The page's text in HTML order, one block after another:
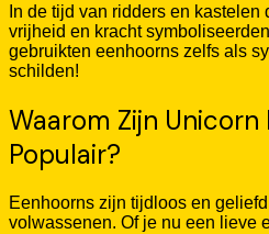
In de tijd van ridders en
vrijheid en kracht
gebruikten eenhoorns zelfs als
schilden!
Waarom Zijn
Populair?
Eenhoorns zijn tijdloos en
volwassenen. Of je nu een lieve